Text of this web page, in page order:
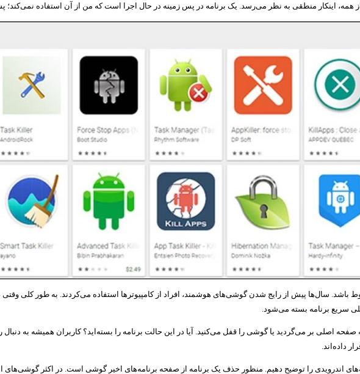
همه، اینکار منطقی به نظر می‌رسد. یک برنامه در پس زمینه در حال اجرا است که من از آن استفاده نمی‌کند؛ پس
باشد. سال‌ها پیش از رایج شدن گوشی‌های هوشمند، افراد از کامپیوتر‌ها استفاده می‌کردند. به طور کلی وقتی
سریع برنامه بسته می‌شود.
صفحه اصلی بر می‌گردید یا گوشی را قفل می‌کنید. آیا در این حالت برنامه را بسته‌اید؟ کاربران همیشه به
داده‌اند.
اندرویدی را توضیح دهیم. منظور حذف یک برنامه از صفحه برنامه‌های اخیر گوشی است. در اکثر گوشی‌های